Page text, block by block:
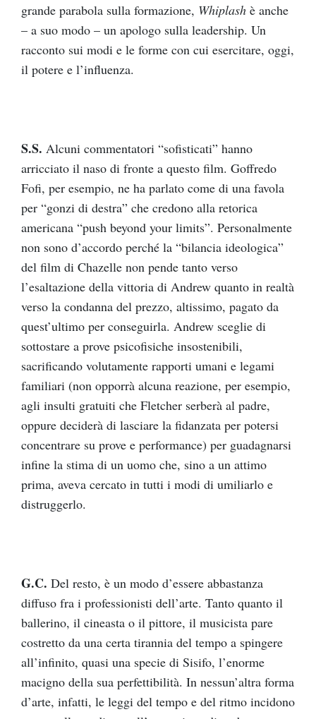
grande parabola sulla formazione, Whiplash è anche
– a suo modo – un apologo sulla leadership. Un
racconto sui modi e le forme con cui esercitare, oggi,
il potere e l’influenza.
S.S. Alcuni commentatori “sofisticati” hanno
arricciato il naso di fronte a questo film. Goffredo
Fofi, per esempio, ne ha parlato come di una favola
per “gonzi di destra” che credono alla retorica
americana “push beyond your limits”. Personalmente
non sono d’accordo perché la “bilancia ideologica”
del film di Chazelle non pende tanto verso
l’esaltazione della vittoria di Andrew quanto in realtà
verso la condanna del prezzo, altissimo, pagato da
quest’ultimo per conseguirla. Andrew sceglie di
sottostare a prove psicofisiche insostenibili,
sacrificando volutamente rapporti umani e legami
familiari (non opporrà alcuna reazione, per esempio,
agli insulti gratuiti che Fletcher serberà al padre,
oppure deciderà di lasciare la fidanzata per potersi
concentrare su prove e performance) per guadagnarsi
infine la stima di un uomo che, sino a un attimo
prima, aveva cercato in tutti i modi di umiliarlo e
distruggerlo.
G.C. Del resto, è un modo d’essere abbastanza
diffuso fra i professionisti dell’arte. Tanto quanto il
ballerino, il cineasta o il pittore, il musicista pare
costretto da una certa tirannia del tempo a spingere
all’infinito, quasi una specie di Sisifo, l’enorme
macigno della sua perfettibilità. In nessun’altra forma
d’arte, infatti, le leggi del tempo e del ritmo incidono